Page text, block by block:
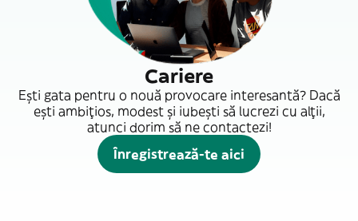
Cariere
Ești gata pentru o nouă provocare interesantă? Dacă
ești ambițios, modest și iubești să lucrezi cu alții,
atunci dorim să ne contactezi!
Înregistrează-te aici